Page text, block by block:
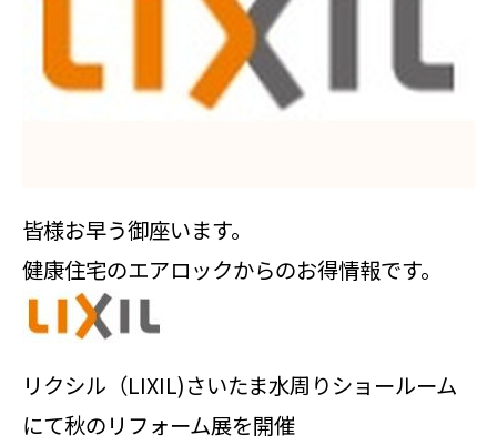
皆様お早う御座います。
健康住宅のエアロックからのお得情報です。
リクシル（LIXIL)さいたま水周りショールーム
にて秋のリフォーム展を開催